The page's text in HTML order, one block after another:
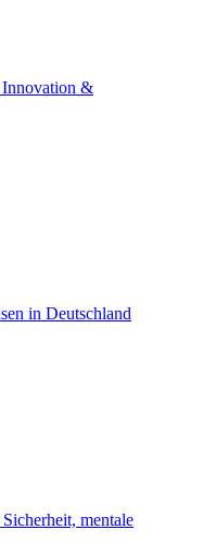
&
in Deutschland
mentale